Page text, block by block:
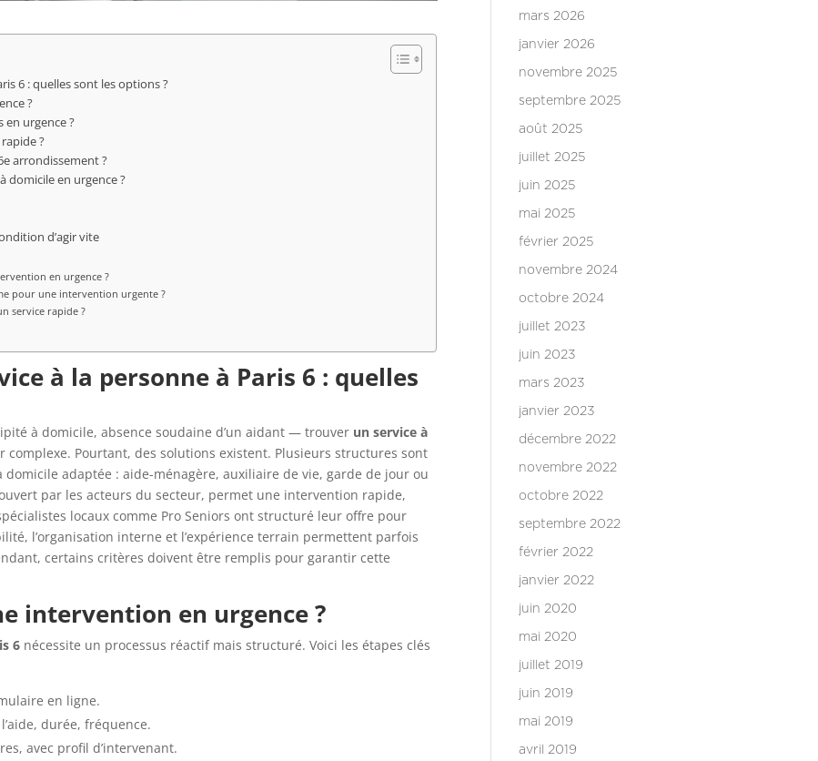
6 : quelles sont les options ?
?
en urgence ?
?
arrondissement ?
domicile en urgence ?
d’agir vite
en urgence ?
pour une intervention urgente ?
service rapide ?
à la personne à Paris 6 : quelles
à domicile, absence soudaine d’un aidant — trouver un service à
complexe. Pourtant, des solutions existent. Plusieurs structures sont
adaptée : aide-ménagère, auxiliaire de vie, garde de jour ou
par les acteurs du secteur, permet une intervention rapide,
locaux comme Pro Seniors ont structuré leur offre pour
l’organisation interne et l’expérience terrain permettent parfois
certains critères doivent être remplis pour garantir cette
intervention en urgence ?
6 nécessite un processus réactif mais structuré. Voici les étapes clés
en ligne.
durée, fréquence.
avec profil d’intervenant.
mars 2026
janvier 2026
novembre 2025
septembre 2025
août 2025
juillet 2025
juin 2025
mai 2025
février 2025
novembre 2024
octobre 2024
juillet 2023
juin 2023
mars 2023
janvier 2023
décembre 2022
novembre 2022
octobre 2022
septembre 2022
février 2022
janvier 2022
juin 2020
mai 2020
juillet 2019
juin 2019
mai 2019
avril 2019